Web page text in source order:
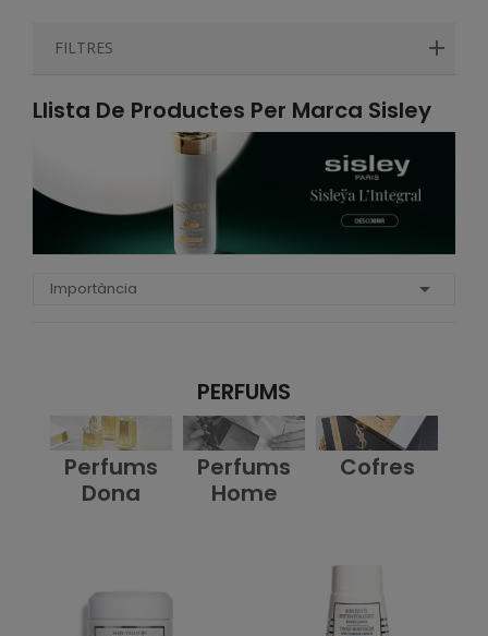
FILTRES
Llista De Productes Per Marca Sisley
Importància 
PERFUMS
Perfums
Dona
Perfums
Home
Cofres